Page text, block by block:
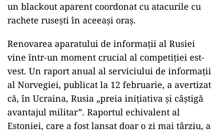
un blackout aparent coordonat cu atacurile cu
rachete rusești în aceeași oraș.
Renovarea aparatului de informații al Rusiei
vine într-un moment crucial al competiției est-
vest. Un raport anual al serviciului de informații
al Norvegiei, publicat la 12 februarie, a avertizat
că, în Ucraina, Rusia „preia inițiativa și câștigă
avantajul militar”. Raportul echivalent al
Estoniei, care a fost lansat doar o zi mai târziu, a